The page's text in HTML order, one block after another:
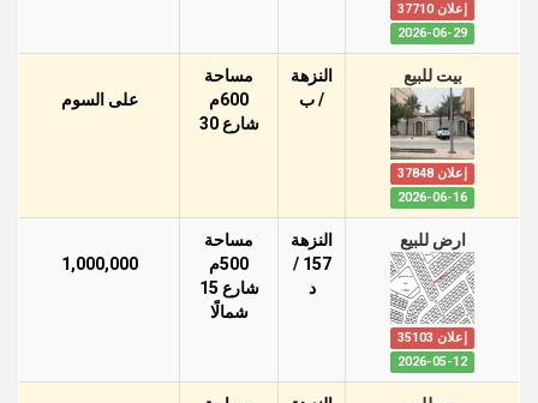
إعلان 37710
2026-06-29
بيت للبيع
إعلان 37848
2026-06-16
النزهة
/ ب
مساحة
600م
شارع 30
على السوم
ارض للبيع
إعلان 35103
2026-05-12
النزهة
157 /
د
مساحة
500م
شارع 15
شمالًا
1,000,000